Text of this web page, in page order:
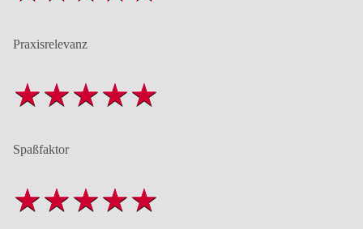
Praxisrelevanz
Spaßfaktor